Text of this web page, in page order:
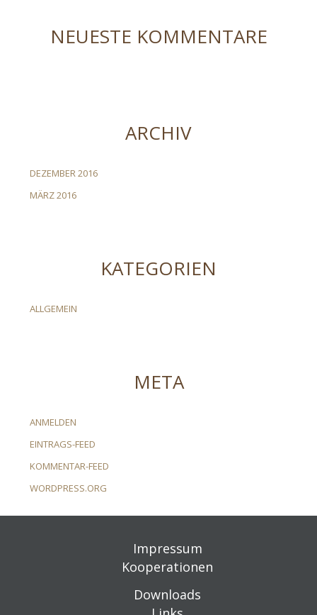
NEUESTE KOMMENTARE
ARCHIV
DEZEMBER 2016
MÄRZ 2016
KATEGORIEN
ALLGEMEIN
META
ANMELDEN
EINTRAGS-FEED
KOMMENTAR-FEED
WORDPRESS.ORG
Impressum
Kooperationen
Downloads